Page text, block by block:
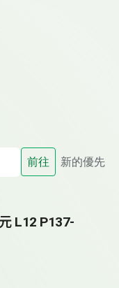
前往 新的優先
L12 P137-